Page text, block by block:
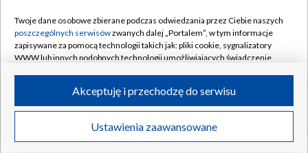
Rada Programowa
System NOS
Informacje o nadawcy
Program dla prasy
Ogłoszenie przetargowe
Kontakt
Kanały
©2026 Telewizja Polska S.A. w likwidacji
Twoje dane osobowe zbierane podczas odwiedzania przez Ciebie naszych
poszczególnych serwisówzwanych dalej „Portalem”, w tym informacje
zapisywane za pomocą technologii takich jak: pliki cookie, sygnalizatory
WWW lub innych podobnych technologii umożliwiających świadczenie
ruchu w Internecie.
Twoje dane osobowe zbierane podczas odwiedzania przez Ciebie
poszczególnych serwisówna Portalu, takie jak adresy IP, identyfikatory
Ustawienia zaawansowane
Akceptuję i przechodzę do serwisu